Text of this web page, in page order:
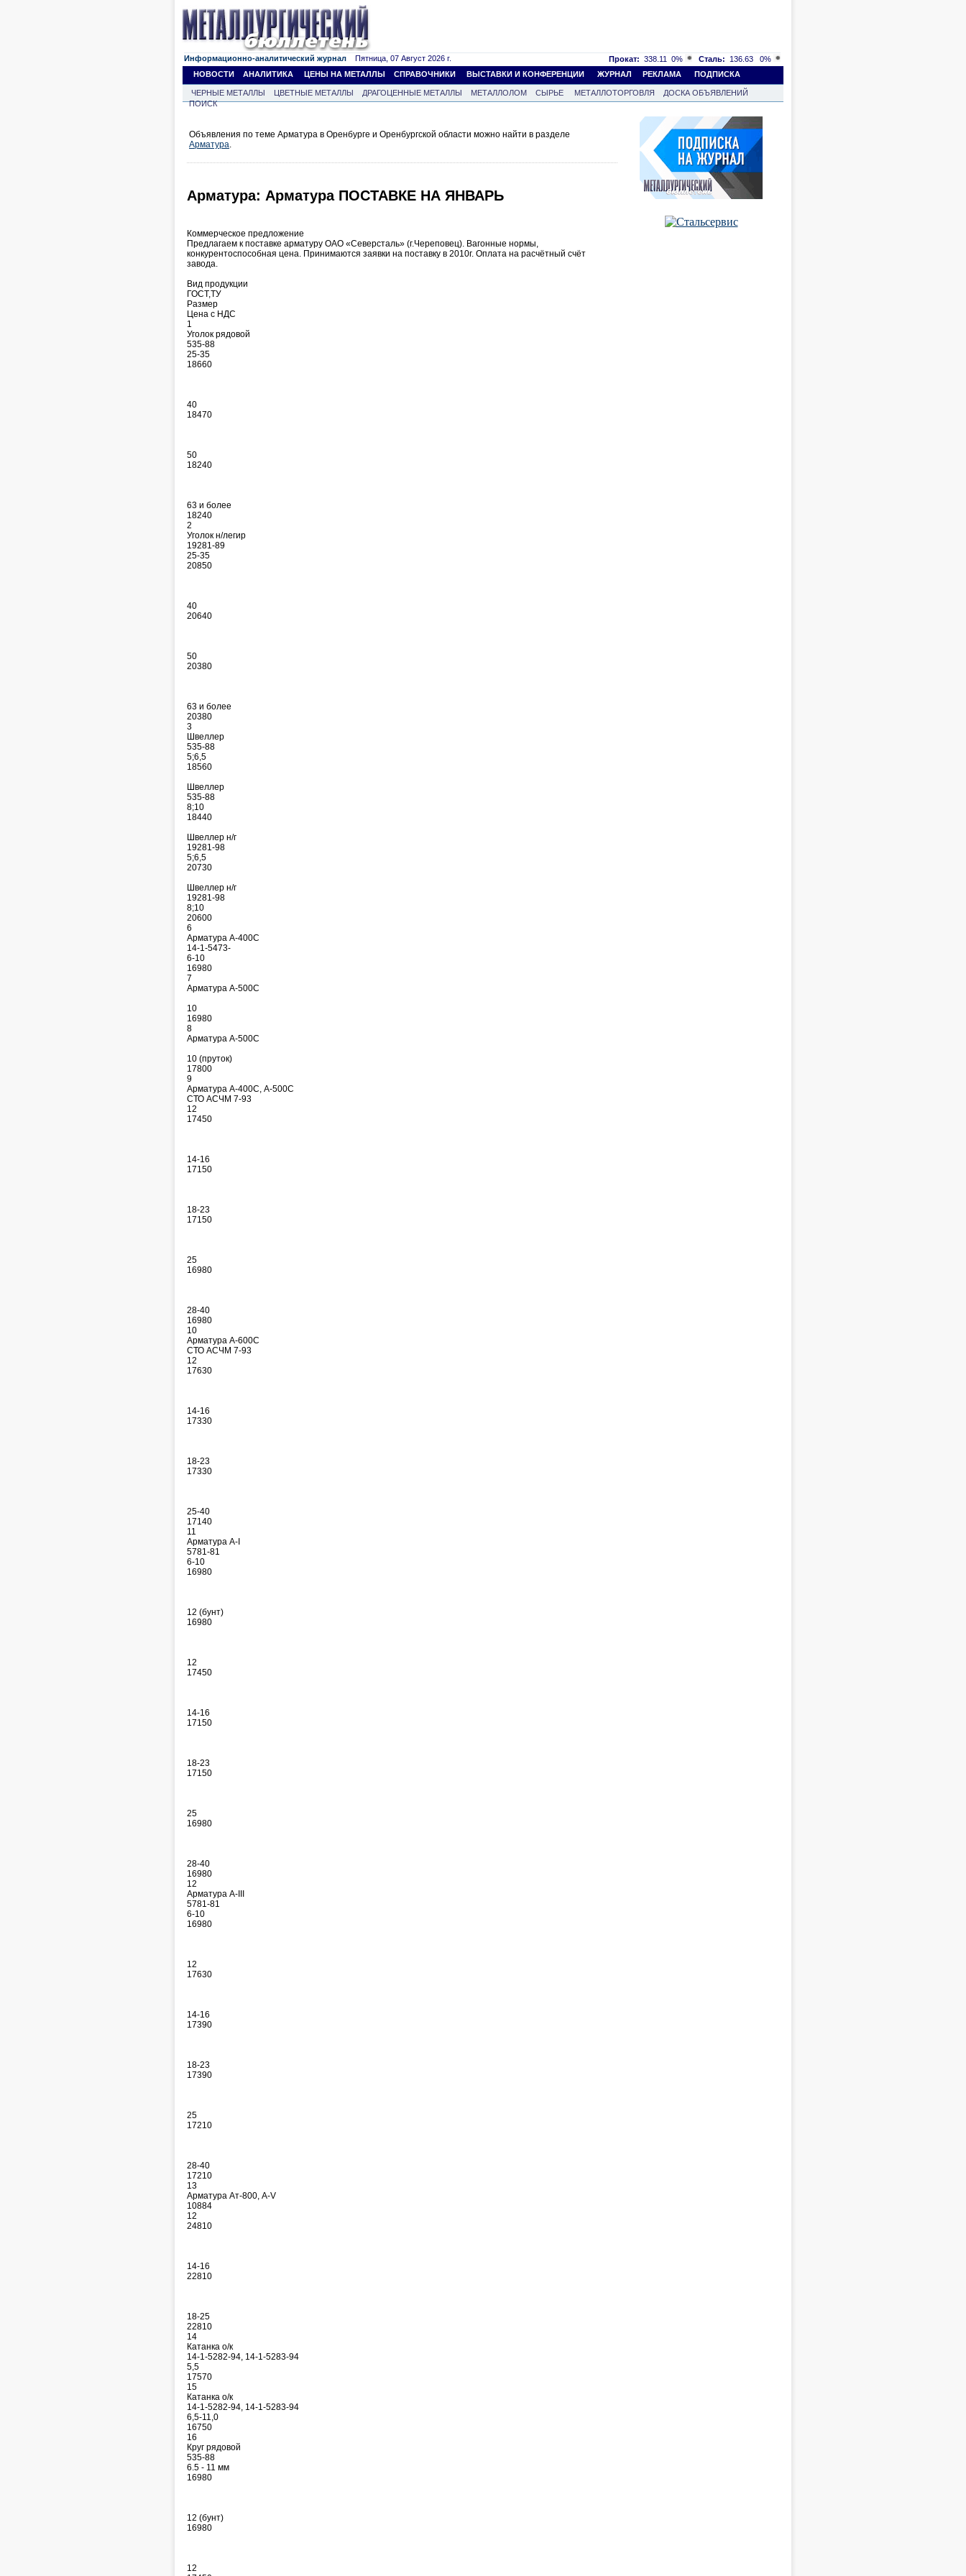
Информационно-аналитический журнал Пятница, 07 Август 2026 г. Прокат: 338.11 0% Сталь: 136.63
0%
НОВОСТИ
АНАЛИТИКА ЦЕНЫ НА МЕТАЛЛЫ СПРАВОЧНИКИ ВЫСТАВКИ И КОНФЕРЕНЦИИ ЖУРНАЛ РЕКЛАМА ПОДПИСКА
ЧЕРНЫЕ МЕТАЛЛЫ ЦВЕТНЫЕ МЕТАЛЛЫ ДРАГОЦЕННЫЕ МЕТАЛЛЫ МЕТАЛЛОЛОМ СЫРЬЕ МЕТАЛЛОТОРГОВЛЯ
ДОСКА ОБЪЯВЛЕНИЙ
ПОИСК
Объявления по теме Арматура в Оренбурге и Оренбургской области можно найти в разделе
Арматура.
Арматура: Арматура ПОСТАВКЕ НА ЯНВАРЬ
Коммерческое предложение
Предлагаем к поставке арматуру ОАО «Северсталь» (г.Череповец). Вагонные нормы,
конкурентоспособная цена. Принимаются заявки на поставку в 2010г. Оплата на расчётный счёт
завода.
Вид продукции
ГОСТ,ТУ
Размер
Цена с НДС
1
Уголок рядовой
535-88
25-35
18660
40
18470
50
18240
63 и более
18240
2
Уголок н/легир
19281-89
25-35
20850
40
20640
50
20380
63 и более
20380
3
Швеллер
535-88
5;6,5
18560
Швеллер
535-88
8;10
18440
Швеллер н/г
19281-98
5;6,5
20730
Швеллер н/г
19281-98
8;10
20600
6
Арматура А-400С
14-1-5473-
6-10
16980
7
Арматура А-500С
10
16980
8
Арматура А-500С
10 (пруток)
17800
9
Арматура А-400С, А-500С
СТО АСЧМ 7-93
12
17450
14-16
17150
18-23
17150
25
16980
28-40
16980
10
Арматура А-600С
СТО АСЧМ 7-93
12
17630
14-16
17330
18-23
17330
25-40
17140
11
Арматура А-I
5781-81
6-10
16980
12 (бунт)
16980
12
17450
14-16
17150
18-23
17150
25
16980
28-40
16980
12
Арматура А-III
5781-81
6-10
16980
12
17630
14-16
17390
18-23
17390
25
17210
28-40
17210
13
Арматура Ат-800, A-V
10884
12
24810
14-16
22810
18-25
22810
14
Катанка о/к
14-1-5282-94, 14-1-5283-94
5,5
17570
15
Катанка о/к
14-1-5282-94, 14-1-5283-94
6,5-11,0
16750
16
Круг рядовой
535-88
6.5 - 11 мм
16980
12 (бунт)
16980
12